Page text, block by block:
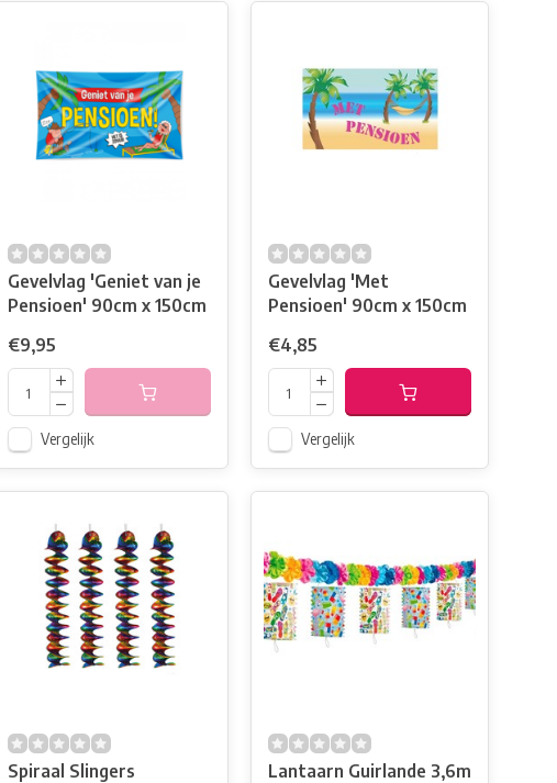
Gevelvlag 'Geniet van je
Pensioen' 90cm x 150cm
€9,95
Vergelijk
Gevelvlag 'Met
Pensioen' 90cm x 150cm
€4,85
Vergelijk
Spiraal Slingers
Lantaarn Guirlande 3,6m